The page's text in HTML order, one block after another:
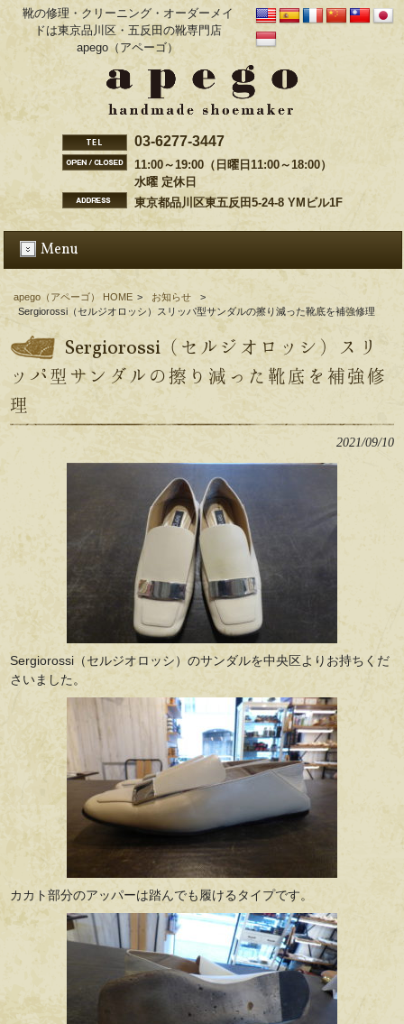
靴の修理・クリーニング・オーダーメイ
ドは東京品川区・五反田の靴専門店
apego（アペーゴ）
03-6277-3447
11:00～19:00（日曜日11:00～18:00）
水曜 定休日
東京都品川区東五反田5-24-8 YMビル1F
Menu
apego（アペーゴ） HOME > お知らせ
>
Sergiorossi（セルジオロッシ）スリッパ型サンダルの擦り減った靴底を補強修理
Sergiorossi（セルジオロッシ）スリ
ッパ型サンダルの擦り減った靴底を補強修
理
2021/09/10
Sergiorossi（セルジオロッシ）のサンダルを中央区よりお持ちくだ
さいました。
カカト部分のアッパーは踏んでも履けるタイプです。